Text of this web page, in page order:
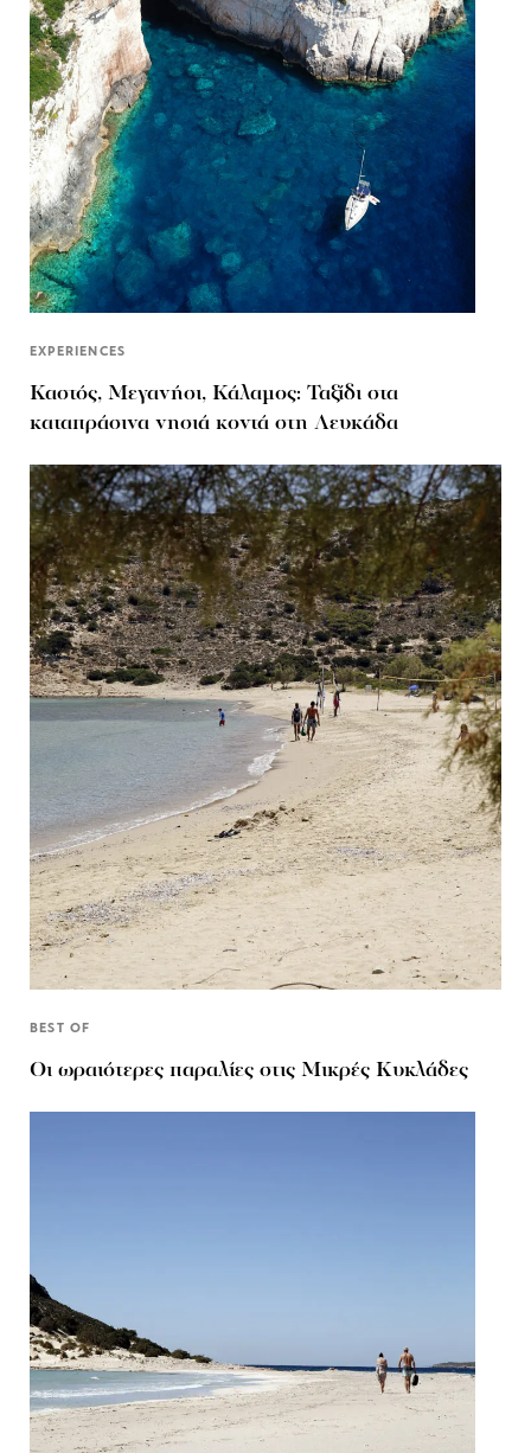
EXPERIENCES
Καστός, Μεγανήσι, Κάλαμος: Ταξίδι στα
καταπράσινα νησιά κοντά στη Λευκάδα
BEST OF
Οι ωραιότερες παραλίες στις Μικρές Κυκλάδες